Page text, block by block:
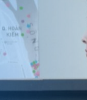
Tài liệu